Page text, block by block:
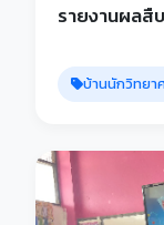
รายงานผลสืบ
บ้านนักวิทยา